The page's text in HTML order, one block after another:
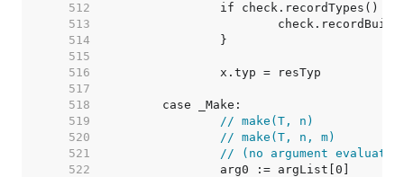
   512
   513
   514
   515
   516
   517
   518
   519
// make(T, n)
   520
// make(T, n, m)
   521
// (no argument
   522